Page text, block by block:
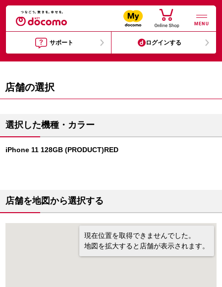
MENU
サポート ログインする
店舗の選択
選択した機種・カラー
iPhone 11 128GB (PRODUCT)RED
店舗を地図から選択する
現在位置を取得できませんでした。
地図を拡大すると店舗が表示されます。